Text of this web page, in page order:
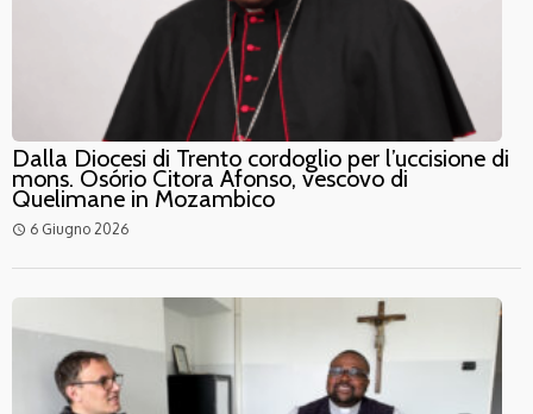
Dalla Diocesi di Trento cordoglio per l’uccisione di
mons. Osório Citora Afonso, vescovo di
Quelimane in Mozambico
access_time 6 Giugno 2026